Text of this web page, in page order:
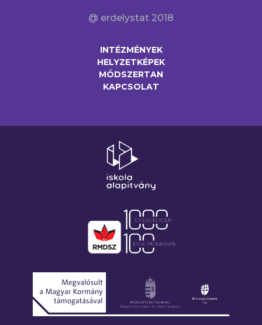
@ erdelystat 2018
INTÉZMÉNYEK
HELYZETKÉPEK
MÓDSZERTAN
KAPCSOLAT